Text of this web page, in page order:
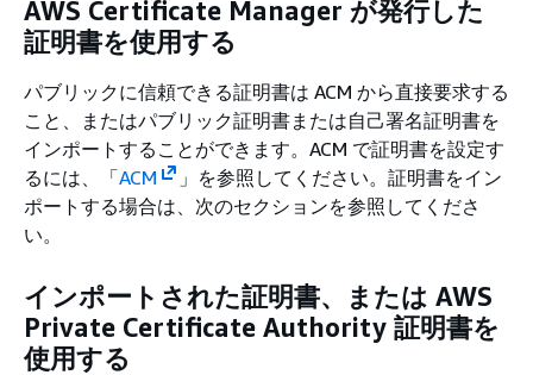
AWS Certificate Manager が発行した
証明書を使用する
パブリックに信頼できる証明書は ACM から直接要求する
こと、またはパブリック証明書または自己署名証明書を
インポートすることができます。ACM で証明書を設定す
るには、「ACM
」を参照してください。証明書をイン
ポートする場合は、次のセクションを参照してくださ
い。
インポートされた証明書、または AWS
Private Certificate Authority 証明書を
使用する